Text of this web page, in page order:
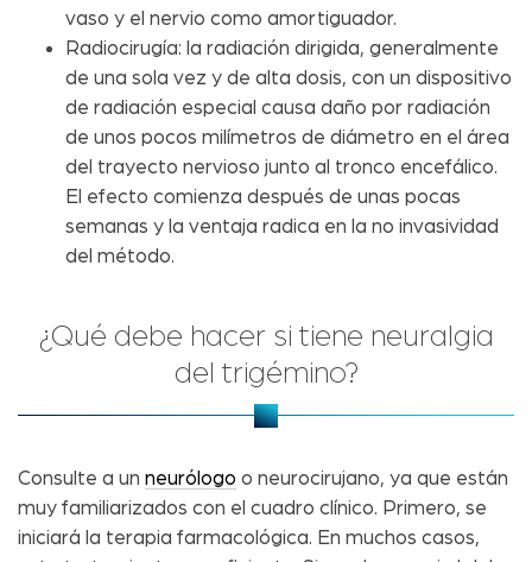
vaso y el nervio como amortiguador.
Radiocirugía: la radiación dirigida, generalmente
de una sola vez y de alta dosis, con un dispositivo
de radiación especial causa daño por radiación
de unos pocos milímetros de diámetro en el área
del trayecto nervioso junto al tronco encefálico.
El efecto comienza después de unas pocas
semanas y la ventaja radica en la no invasividad
del método.
¿Qué debe hacer si tiene neuralgia
del trigémino?
Consulte a un neurólogo o neurocirujano, ya que están
muy familiarizados con el cuadro clínico. Primero, se
iniciará la terapia farmacológica. En muchos casos,